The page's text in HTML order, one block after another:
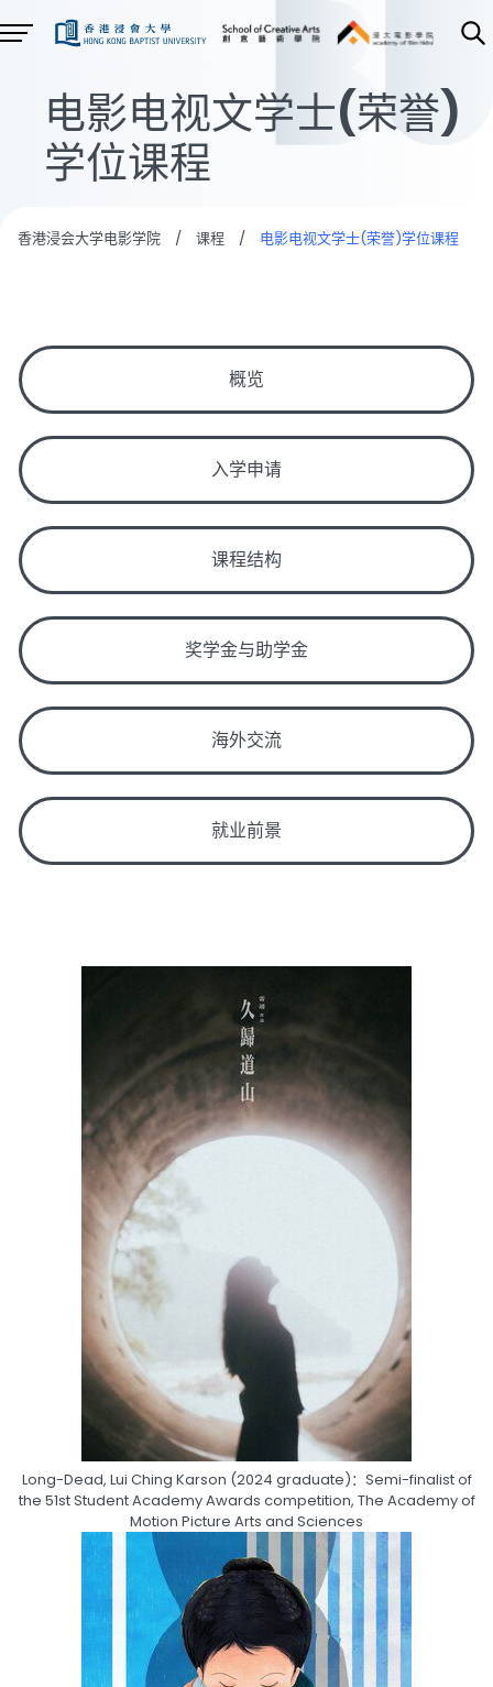
电影电视文学士(荣誉)
学位课程
香港浸会大学电影学院 / 课程 / 电影电视文学士(荣誉)学位课程
概览
入学申请
课程结构
奖学金与助学金
海外交流
就业前景
Long-Dead, Lui Ching Karson (2024 graduate)：Semi-finalist of
the 51st Student Academy Awards competition, The Academy of
Motion Picture Arts and Sciences